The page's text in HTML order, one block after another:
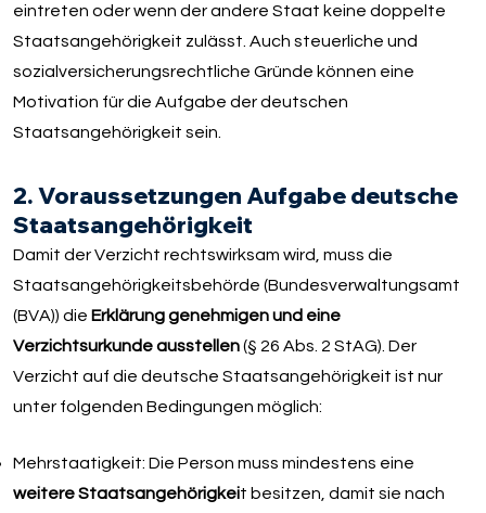
eintreten oder wenn der andere Staat keine doppelte
Staatsangehörigkeit zulässt. Auch steuerliche und
sozialversicherungsrechtliche Gründe können eine
Motivation für die Aufgabe der deutschen
Staatsangehörigkeit sein.
2. Voraussetzungen Aufgabe deutsche
Staatsangehörigkeit
Damit der Verzicht rechtswirksam wird, muss die
Staatsangehörigkeitsbehörde (Bundesverwaltungsamt
(BVA)) die Erklärung genehmigen und eine
Verzichtsurkunde ausstellen(§ 26 Abs. 2 StAG). Der
Verzicht auf die deutsche Staatsangehörigkeit ist nur
unter folgenden Bedingungen möglich:
Mehrstaatigkeit: Die Person muss mindestens eine
weitere Staatsangehörigkeit besitzen, damit sie nach